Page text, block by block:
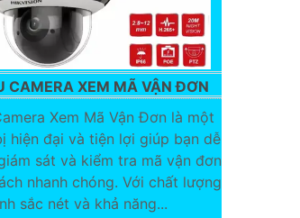
CAMERA XEM MÃ VẬN ĐƠN
Xem Mã Vận Đơn là một
hiện đại và tiện lợi giúp bạn dễ
sát và kiểm tra mã vận đơn
nhanh chóng. Với chất lượng
sắc nét và khả năng...